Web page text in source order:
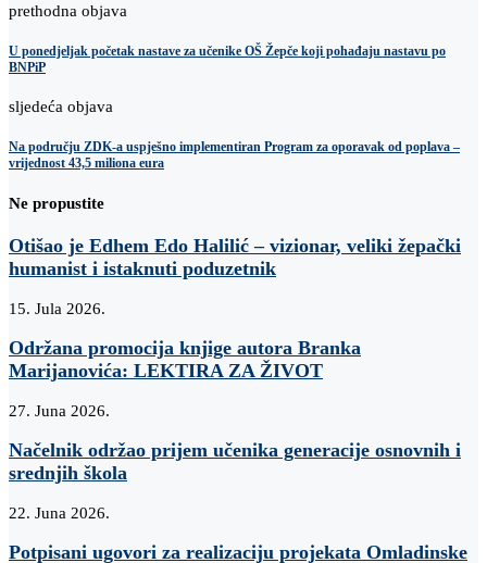
prethodna objava
U ponedjeljak početak nastave za učenike OŠ Žepče koji pohađaju nastavu po
BNPiP
sljedeća objava
Na području ZDK-a uspješno implementiran Program za oporavak od poplava –
vrijednost 43,5 miliona eura
Ne propustite
Otišao je Edhem Edo Halilić – vizionar, veliki žepački
humanist i istaknuti poduzetnik
15. Jula 2026.
Održana promocija knjige autora Branka
Marijanovića: LEKTIRA ZA ŽIVOT
27. Juna 2026.
Načelnik održao prijem učenika generacije osnovnih i
srednjih škola
22. Juna 2026.
Potpisani ugovori za realizaciju projekata Omladinske